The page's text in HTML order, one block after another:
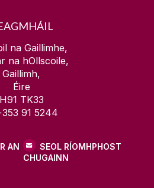
na Gaillimhe,
na hOllscoile,
Gaillimh,
Éire
H91 TK33
91 5244
AN
SEOL RÍOMHPHOST
CHUGAINN